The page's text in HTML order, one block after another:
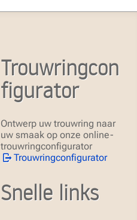
Trouwringcon
figurator
Ontwerp uw trouwring naar
uw smaak op onze online-
trouwringconfigurator
Trouwringconfigurator
Snelle links